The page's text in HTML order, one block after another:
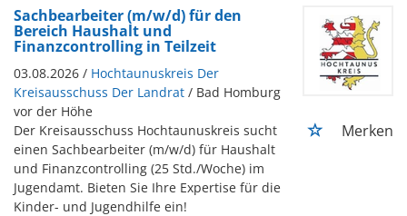
Sachbearbeiter (m/w/d) für den
Bereich Haushalt und
Finanzcontrolling in Teilzeit
03.08.2026 / Hochtaunuskreis Der
Kreisausschuss Der Landrat / Bad Homburg
vor der Höhe
Der Kreisausschuss Hochtaunuskreis sucht
einen Sachbearbeiter (m/w/d) für Haushalt
und Finanzcontrolling (25 Std./Woche) im
Jugendamt. Bieten Sie Ihre Expertise für die
Kinder- und Jugendhilfe ein!
Merken